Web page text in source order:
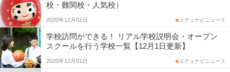
校・難関校・人気校）
2020年12月01日 エデュナビニュース
学校訪問ができる！ リアル学校説明会・オープン
スクールを行う学校一覧【12月1日更新】
2020年12月01日 エデュナビニュース